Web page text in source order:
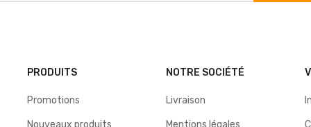
PRODUITS
Promotions
Nouveaux produits
NOTRE SOCIÉTÉ
Livraison
Mentions légales